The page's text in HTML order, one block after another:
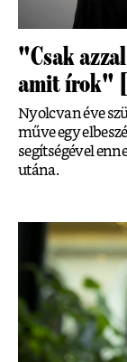
"Csak
amit írok"
Nyolcvan éve
műve egy
segítségével
utána.